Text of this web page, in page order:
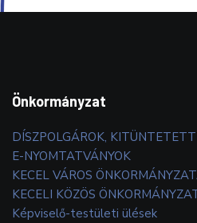
Önkormányzat
DÍSZPOLGÁROK,
E-NYOMTATVÁNYOK
KECEL VÁROS
KECELI KÖZÖS
Képviselő-testületi ülések